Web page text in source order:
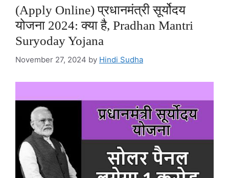
(Apply Online) प्रधानमंत्री सूर्योदय
योजना 2024: क्या है, Pradhan Mantri
Suryoday Yojana
November 27, 2024 by Hindi Sudha